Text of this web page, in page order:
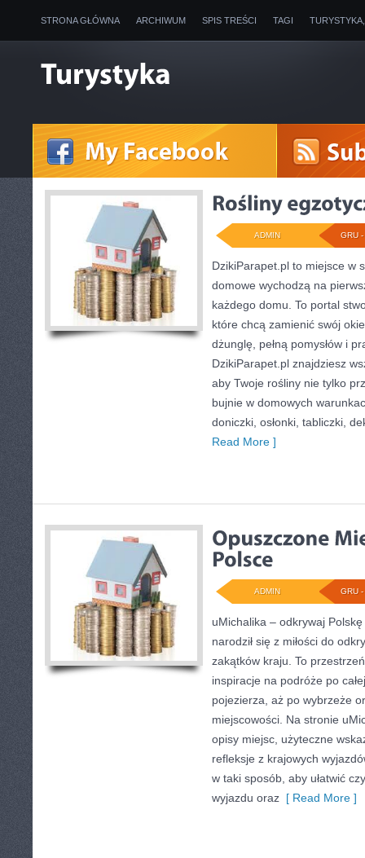
STRONA GŁÓWNA ARCHIWUM SPIS TREŚCI TAGI
GRU
ADMIN
DzikiParapet.pl to miejsce w
domowe wychodzą na
każdego domu. To portal
które chcą zamienić swój
dżunglę, pełną pomysłów i
DzikiParapet.pl znajdziesz
aby Twoje rośliny nie tylko
bujnie w domowych
doniczki, osłonki, tabliczki,
Read More ]
GRU
ADMIN
uMichalika – odkrywaj
narodził się z miłości do
zakątków kraju. To
inspiracje na podróże po
pojezierza, aż po wybrzeże
miejscowości. Na stronie
opisy miejsc, użyteczne
refleksje z krajowych
w taki sposób, aby ułatwić
wyjazdu oraz [ Read More ]